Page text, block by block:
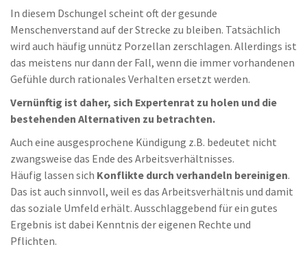
In diesem Dschungel scheint oft der gesunde
Menschenverstand auf der Strecke zu bleiben. Tatsächlich
wird auch häufig unnütz Porzellan zerschlagen. Allerdings ist
das meistens nur dann der Fall, wenn die immer vorhandenen
Gefühle durch rationales Verhalten ersetzt werden.
Vernünftig ist daher, sich Expertenrat zu holen und die
bestehenden Alternativen zu betrachten.
Auch eine ausgesprochene Kündigung z.B. bedeutet nicht
zwangsweise das Ende des Arbeitsverhältnisses.
Häufig lassen sich Konflikte durch verhandeln bereinigen.
Das ist auch sinnvoll, weil es das Arbeitsverhältnis und damit
das soziale Umfeld erhält. Ausschlaggebend für ein gutes
Ergebnis ist dabei Kenntnis der eigenen Rechte und
Pflichten.